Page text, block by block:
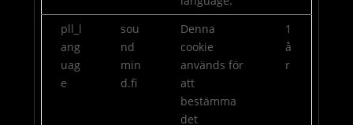
pll_l
ang
uag
e
sou
nd
min
d.fi
Denna
cookie
används för
att
bestämma
det
1
å
r